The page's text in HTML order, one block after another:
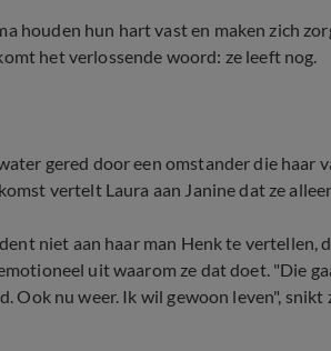
houden hun hart vast en maken zich
het verlossende woord: ze leeft nog.
gered door een omstander die haar
vertelt Laura aan Janine dat ze
niet aan haar man Henk te vertellen,
uit waarom ze dat doet. "Die
Ook nu weer. Ik wil gewoon leven", snikt